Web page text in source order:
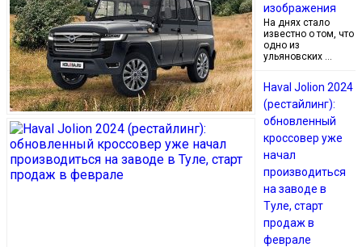
изображения
На днях стало
известно о том, что
одно из
ульяновских …
Haval Jolion 2024
(рестайлинг):
обновленный
кроссовер уже
начал
производиться
на заводе в
Туле, старт
продаж в
феврале